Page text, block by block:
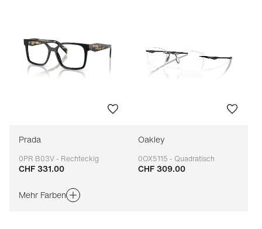
Prada
0PR B03V - Rechteckig
Anpassbar
CHF 331.00
Mehr Farben
Oakley
0OX5115 - Quadratisch
Anpassbar
CHF 309.00